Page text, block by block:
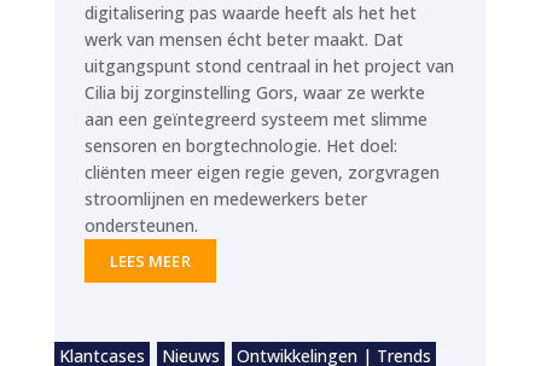
digitalisering pas waarde heeft als het het
werk van mensen écht beter maakt. Dat
uitgangspunt stond centraal in het project van
Cilia bij zorginstelling Gors, waar ze werkte
aan een geïntegreerd systeem met slimme
sensoren en borgtechnologie. Het doel:
cliënten meer eigen regie geven, zorgvragen
stroomlijnen en medewerkers beter
ondersteunen.
LEES MEER
Klantcases Nieuws Ontwikkelingen | Trends